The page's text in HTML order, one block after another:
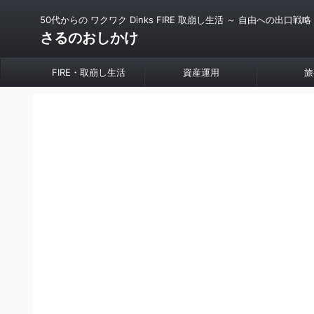
50代からの ワクワク Dinks FIRE 取崩し生活 ～ 自由への出口戦略
さるのおしかけ
FIRE・取崩し生活 資産運用